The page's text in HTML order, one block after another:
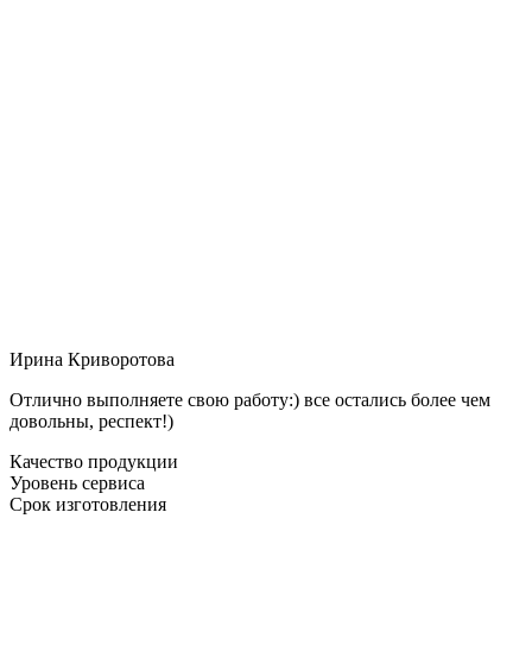
Ирина Криворотова
Отлично выполняете свою работу:) все остались более чем
довольны, респект!)
Качество продукции
Уровень сервиса
Срок изготовления